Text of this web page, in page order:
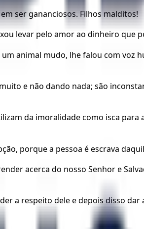
ser gananciosos. Filhos malditos!
levar pelo amor ao dinheiro que
animal mudo, lhe falou com voz
e não dando nada; são
da imoralidade como isca
porque a pessoa é escrava
acerca do nosso Senhor e
a respeito dele e depois disso